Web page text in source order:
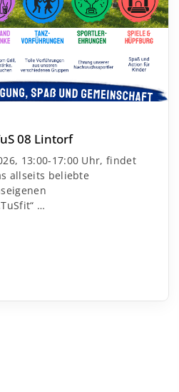
08 Lintorf
13:00-17:00 Uhr, findet
allseits beliebte
…